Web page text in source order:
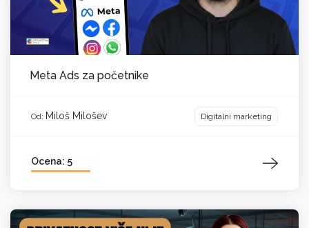
Meta Ads za početnike
Od: Miloš Milošev Digitalni marketing
Ocena: 5